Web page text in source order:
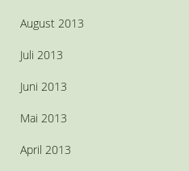
August 2013
Juli 2013
Juni 2013
Mai 2013
April 2013